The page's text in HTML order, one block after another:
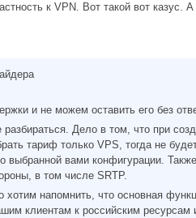
к VPN. Вот такой вот казус.
и не можем оставить его без
Дело в том, что при
тариф только VPS, тогда не
выбранной вами конфигурации.
в том числе SRTP.
напомнить, что основная
клиентам к российским ресурсам